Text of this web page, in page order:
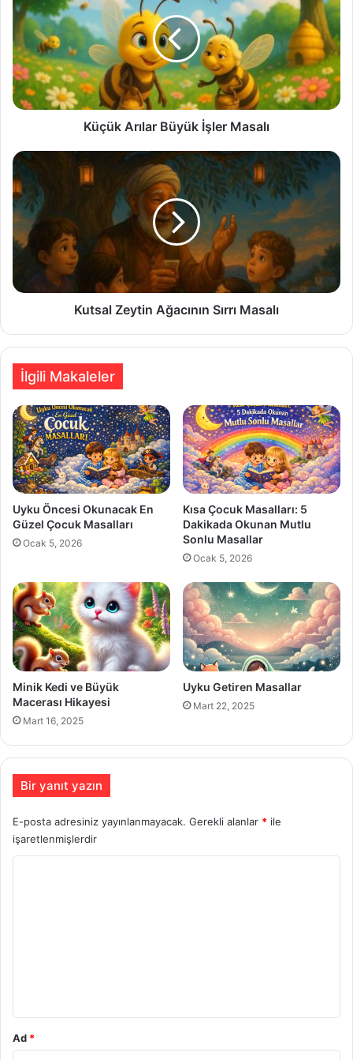
Büyük
İşler
Masalı
Küçük Arılar Büyük İşler Masalı
Kutsal
Zeytin
Ağacının
Sırrı
Masalı
Kutsal Zeytin Ağacının Sırrı Masalı
İlgili Makaleler
Uyku Öncesi Okunacak En
Güzel Çocuk Masalları
Ocak 5, 2026
Kısa Çocuk Masalları: 5
Dakikada Okunan Mutlu
Sonlu Masallar
Ocak 5, 2026
Minik Kedi ve Büyük
Macerası Hikayesi
Mart 16, 2025
Uyku Getiren Masallar
Mart 22, 2025
Bir yanıt yazın
E-posta adresiniz yayınlanmayacak. Gerekli alanlar * ile
işaretlenmişlerdir
Ad *